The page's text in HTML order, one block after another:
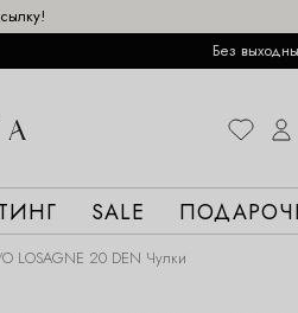
Без
SALE
LOSAGNE 20 DEN Чулки